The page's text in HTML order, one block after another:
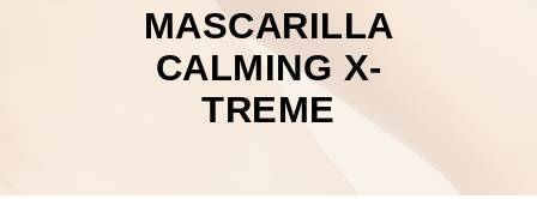
MASCARILLA
CALMING X-
TREME